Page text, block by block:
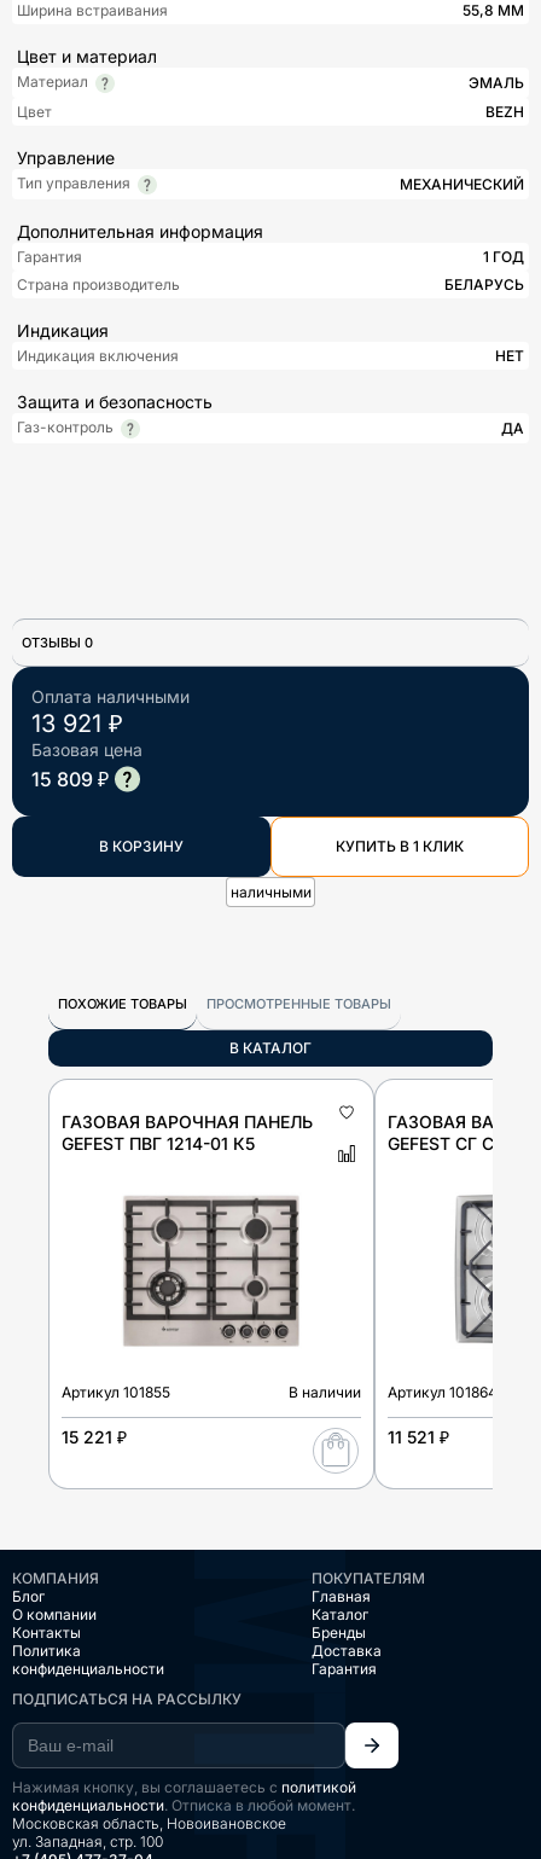
Оплата наличными
13 921 ₽
Базовая цена
15 809 ₽
В КОРЗИНУ КУПИТЬ В 1 КЛИК
наличными
Ширина встраивания
55,8 ММ
Цвет и материал
Материал
ЭМАЛЬ
Цвет
BEZH
Управление
Тип управления МЕХАНИЧЕСКИЙ
Дополнительная информация
Гарантия
1 ГОД
Страна производитель
БЕЛАРУСЬ
Индикация
Индикация включения НЕТ
Защита и безопасность
Газ-контроль ДА
ОТЗЫВЫ 0
ПОХОЖИЕ ТОВАРЫ ПРОСМОТРЕННЫЕ ТОВАРЫ
В КАТАЛОГ
ГАЗОВАЯ ВАРОЧНАЯ ПАНЕЛЬ
GEFEST ПВГ 1214-01 К5
Артикул 101855 В наличии
15 221 ₽
ГАЗОВАЯ
GEFEST СГ СН
Артикул 101864
11 521 ₽
КОМПАНИЯ
Блог
О компании
Контакты
Политика
конфиденциальности
ПОКУПАТЕЛЯМ
Главная
Каталог
Бренды
Доставка
Гарантия
ПОДПИСАТЬСЯ НА РАССЫЛКУ
Нажимая кнопку, вы соглашаетесь с политикой
конфиденциальности. Отписка в любой момент.
Московская область, Новоивановское
ул. Западная, стр. 100